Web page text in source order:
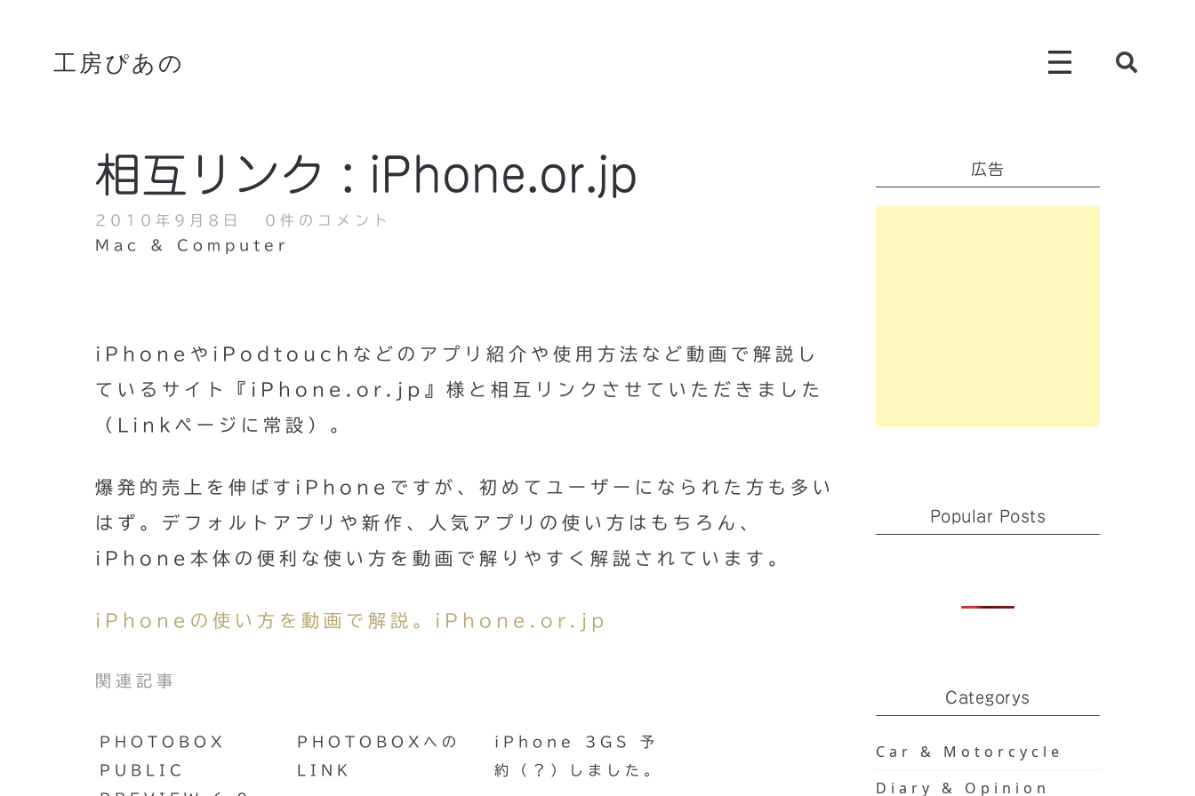
工房ぴあの
相互リンク : iPhone.or.jp
2010年9月8日
0件のコメント
Mac & Computer
iPhoneやiPodtouchなどのアプリ紹介や使用方法など動画で解説し
ているサイト『iPhone.or.jp』様と相互リンクさせていただきました
（Linkページに常設）。
爆発的売上を伸ばすiPhoneですが、初めてユーザーになられた方も多い
はず。デフォルトアプリや新作、人気アプリの使い方はもちろん、
iPhone本体の便利な使い方を動画で解りやすく解説されています。
iPhoneの使い方を動画で解説。iPhone.or.jp
関連記事
PHOTOBOX
PUBLIC
PHOTOBOXへの
LINK
iPhone 3GS 予
約（？）しました。
広告
Popular Posts
Categorys
Car & Motorcycle
Diary & Opinion